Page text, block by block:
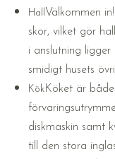
HallVälkommen
skor, vilket gör
i anslutning
smidigt husets
Kök Köket är
diskmaskin samt
till den stora